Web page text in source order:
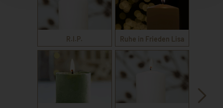
R.I.P. Ruhe in Frieden Lisa